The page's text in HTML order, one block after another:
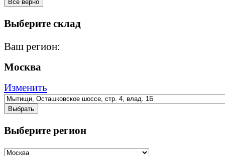
Все верно
Выберите склад
Ваш регион:
Москва
Изменить
Выбрать
Выберите регион